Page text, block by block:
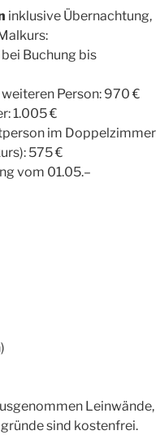
inklusive Übernachtung,
Buchung bis
Person: 970 €
1.005 €
im Doppelzimmer
575 €
vom 01.05.–
Leinwände,
sind kostenfrei.